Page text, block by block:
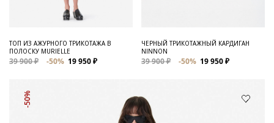
ТОП ИЗ АЖУРНОГО ТРИКОТАЖА В
ПОЛОСКУ MURIELLE
39 900 ₽ -50% 19 950 ₽
ЧЕРНЫЙ ТРИКОТАЖНЫЙ КАРДИГАН
NINNON
39 900 ₽ -50% 19 950 ₽
-50%